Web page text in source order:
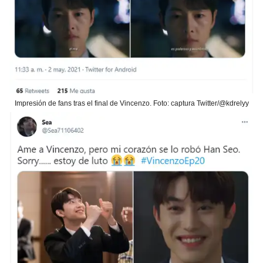
Impresión de fans tras el final de Vincenzo. Foto: captura Twitter/@kdrelyy